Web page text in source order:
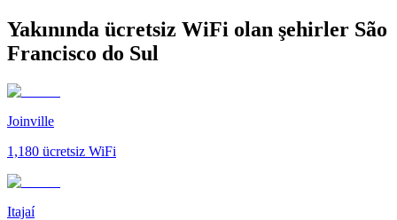
Yakınında ücretsiz WiFi olan şehirler São
Francisco do Sul
Joinville
1,180 ücretsiz WiFi
Itajaí